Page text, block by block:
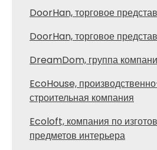
DoorHan, торговое
DoorHan, торговое
DreamDom, группа
EcoHouse,
строительная компания
Ecoloft, компания по
предметов интерьера